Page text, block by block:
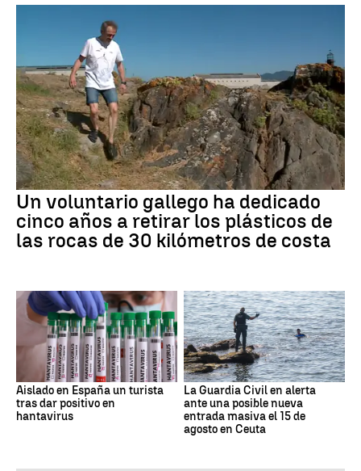
Un voluntario gallego ha dedicado
cinco años a retirar los plásticos de
las rocas de 30 kilómetros de costa
Aislado en España un turista
tras dar positivo en
hantavirus
La Guardia Civil en alerta
ante una posible nueva
entrada masiva el 15 de
agosto en Ceuta